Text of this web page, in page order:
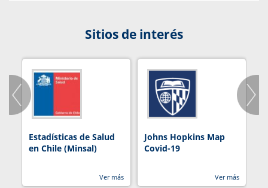
Sitios de interés
Estadísticas de Salud
en Chile (Minsal)
Ver más
Johns Hopkins Map
Covid-19
Ver más